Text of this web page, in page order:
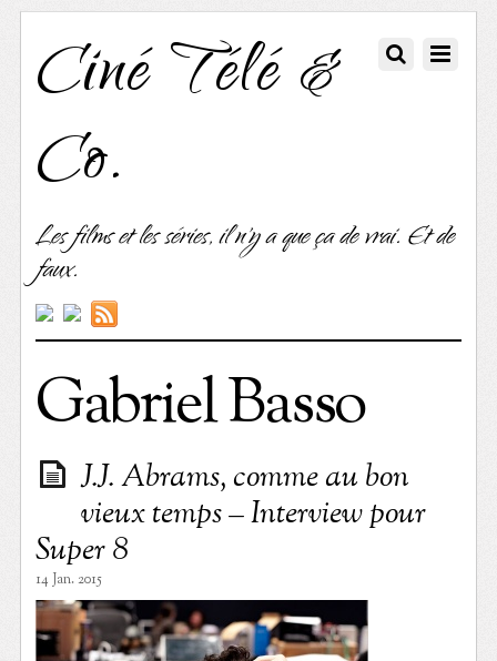
Ciné Télé &
Co.
Les films et les séries, il n'y a que ça de vrai. Et de
faux.
Gabriel Basso
J.J. Abrams, comme au bon
vieux temps – Interview pour
Super 8
14 Jan. 2015